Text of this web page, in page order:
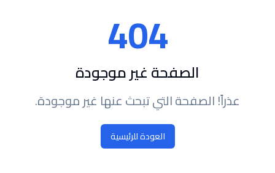
404
الصفحة غير موجودة
عذراً! الصفحة التي تبحث عنها غير موجودة.
العودة للرئيسية